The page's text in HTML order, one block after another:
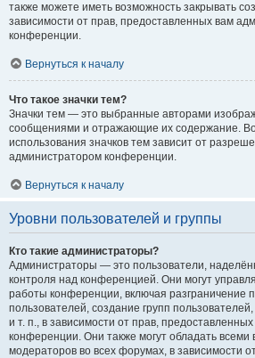
также можете иметь возможность закрывать
зависимости от прав, предоставленных вам
конференции.
Вернуться к началу
Что такое значки тем?
Значки тем — это выбранные авторами
сообщениями и отражающие их содержание.
использования значков тем зависит от
администратором конференции.
Вернуться к началу
Уровни пользователей и группы
Кто такие администраторы?
Администраторы — это пользователи,
контроля над конференцией. Они могут
работы конференции, включая разграничение
пользователей, создание групп
и т. п., в зависимости от прав,
конференции. Они также могут обладать всеми
модераторов во всех форумах, в зависимости